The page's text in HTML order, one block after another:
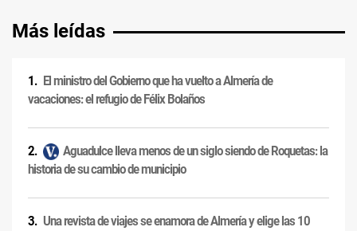
Más leídas
El ministro del Gobierno que ha vuelto a Almería de
vacaciones: el refugio de Félix Bolaños
Aguadulce lleva menos de un siglo siendo de Roquetas: la
historia de su cambio de municipio
Una revista de viajes se enamora de Almería y elige las 10